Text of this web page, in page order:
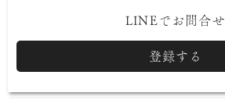
LINEでお問合せ
登録する